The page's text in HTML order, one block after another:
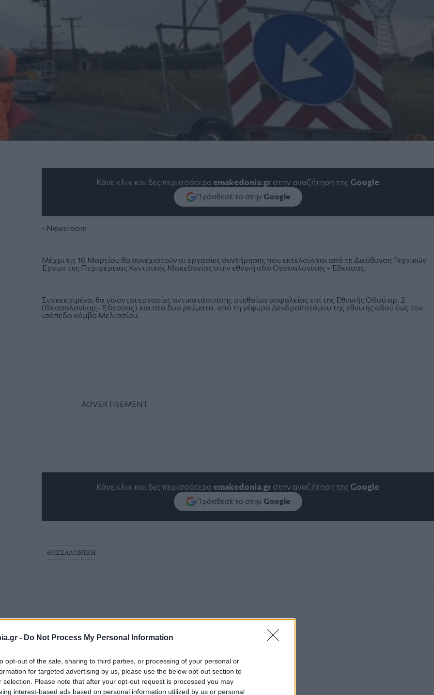
- Do Not Process My Personal Information
opt-out of the sale, sharing to third parties, or processing of your personal or
for targeted advertising by us, please use the below opt-out section to
selection. Please note that after your opt-out request is processed you may
interest-based ads based on personal information utilized by us or personal
Κάνε κλικ και δες περισσότερο emakedonia.grστην αναζήτηση της Google
Πρόσθεσέ το στην Google
- Newsroom
Μέχρι τις 16 Μαρτίου θα συνεχιστούν οι εργασίες συντήρησης που εκτελούνται από τη Διεύθυνση Τεχνικών
Έργων της Περιφέρειας Κεντρικής Μακεδονίας στην εθνική οδό Θεσσαλονίκης - Έδεσσας.
Συγκεκριμένα, θα γίνονται εργασίες αντικατάστασης στηθαίων ασφαλείας επί της Εθνικής Οδού αρ. 2
(Θεσσαλονίκης- Έδεσσας) και στα δυο ρεύματα, από τη γέφυρα Δενδροποτάμου της εθνικής οδού έως τον
ισόπεδο κόμβο Μελισσίου.
Κάνε κλικ και δες περισσότερο emakedonia.grστην αναζήτηση της Google
Πρόσθεσέ το στην Google
ΘΕΣΣΑΛΟΝΙΚΗ